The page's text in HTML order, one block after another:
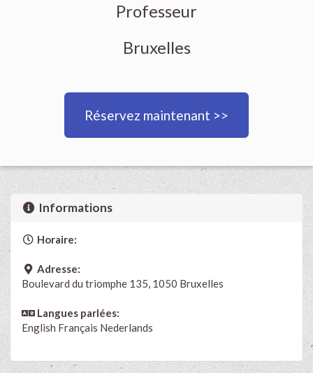
Professeur
Bruxelles
Réservez maintenant >>
Informations
Horaire:
Adresse:
Boulevard du triomphe 135, 1050 Bruxelles
Langues parlées:
English Français Nederlands